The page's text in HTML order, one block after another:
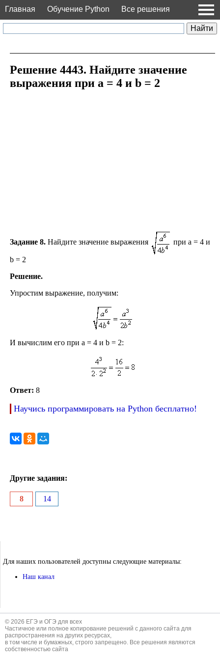
Главная Обучение Python Все решения
Решение 4443. Найдите значение
выражения при a = 4 и b = 2
Задание 8. Найдите значение выражения при a = 4 и
b = 2
Решение.
Упростим выражение, получим:
И вычислим его при a = 4 и b = 2:
Ответ: 8
Научись программировать на Python бесплатно!
Другие задания:
8 14
Для наших пользователей доступны следующие материалы:
Наш канал
© 2026 ЕГЭ и ОГЭ для всех
Частичное или полное копирование решений с данного сайта для
распространения на других ресурсах,
в том числе и бумажных, строго запрещено. Все решения являются
собственностью сайта